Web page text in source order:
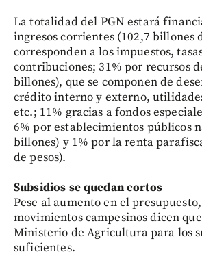
La totalidad del PGN estará
ingresos corrientes (102,7 billones
corresponden a los impuestos,
contribuciones; 31% por recursos
billones), que se componen de
crédito interno y externo,
etc.; 11% gracias a fondos
6% por establecimientos públicos
billones) y 1% por la renta
de pesos).
Subsidios se quedan cortos
Pese al aumento en el
movimientos campesinos dicen
Ministerio de Agricultura para los
suficientes.